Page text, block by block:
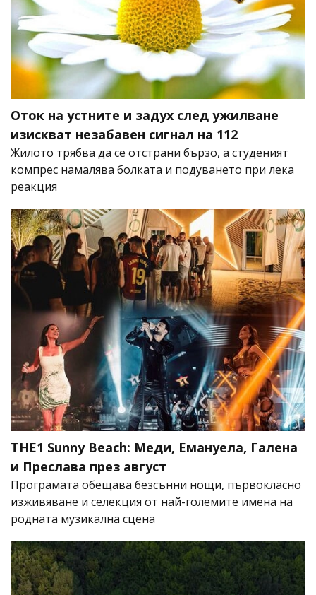
Оток на устните и задух след ужилване
изискват незабавен сигнал на 112
Жилото трябва да се отстрани бързо, а студеният
компрес намалява болката и подуването при лека
реакция
THE1 Sunny Beach: Меди, Емануела, Галена
и Преслава през август
Програмата обещава безсънни нощи, първокласно
изживяване и селекция от най-големите имена на
родната музикална сцена